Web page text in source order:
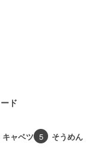
ド
キャベツ 5 そうめん